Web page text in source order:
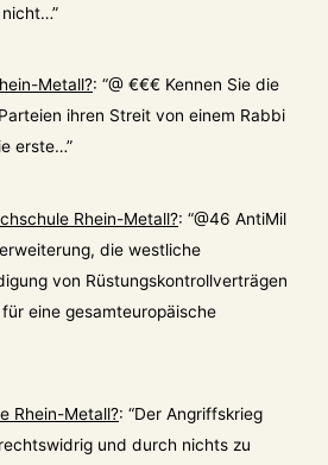
nicht…”
Metall?: “@ €€€ Kennen Sie die
ihren Streit von einem Rabbi
erste…”
Rhein-Metall?: “@46 AntiMil
die westliche
von Rüstungskontrollverträgen
eine gesamteuropäische
Rhein-Metall?: “Der Angriffskrieg
und durch nichts zu